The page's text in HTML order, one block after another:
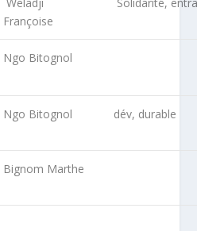
Françoise
Ngo Bitognol
Ngo Bitognol dév, durable
Bignom Marthe